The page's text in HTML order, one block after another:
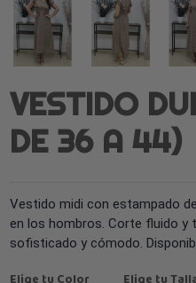
VESTIDO
DE 36 A 44)
Vestido midi con estampado
en los hombros. Corte fluido y
sofisticado y cómodo.